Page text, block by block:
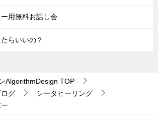
用無料お話し会
らいいの？
AlgorithmDesign TOP
グ
シータヒーリング